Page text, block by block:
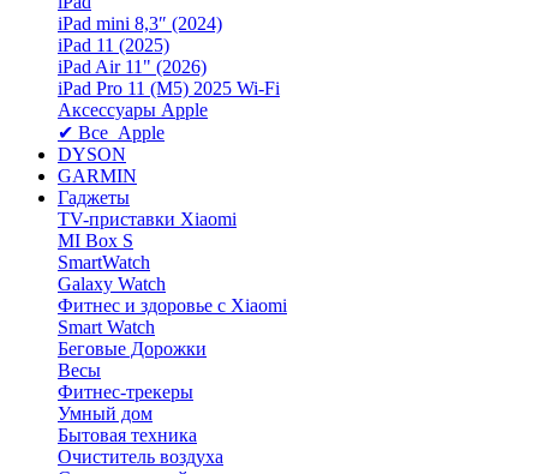
iPad mini 8,3″ (2024)
iPad 11 (2025)
iPad Air 11" (2026)
iPad Pro 11 (M5) 2025 Wi-Fi
Аксессуары Apple
✔ Все Apple
DYSON
GARMIN
Гаджеты
TV-приставки Xiaomi
MI Box S
SmartWatch
Galaxy Watch
Фитнес и здоровье с Xiaomi
Smart Watch
Беговые Дорожки
Весы
Фитнес-трекеры
Умный дом
Бытовая техника
Очиститель воздуха